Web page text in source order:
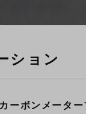
ション
カーボンメータ